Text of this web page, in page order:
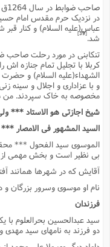
در نزدیک حرم مقدس امام
عباس(علیه السلام) و کنار
شد.
تنکابنى در مورد رحلت صاحب
کربلا با تجلیل تمام جنازه
الشهداء(علیه السلام) و حضرت
و با عزادارى و اجلال و سینه
مخصوصه به خاک سپردند. من
شیخ اجازتى هو الاستاد *** ولى
السید المشهور فى الامصار
الموسوى سید الفحول ***
بى نظیر است و بخش مهمى از
آقایش که در شهرها همانند
نام او موسوى وسرور بزرگان
فرزندان
سید عبدالحسین بحرالعلوم با
دو فرزند به نامهاى سید مهدى و